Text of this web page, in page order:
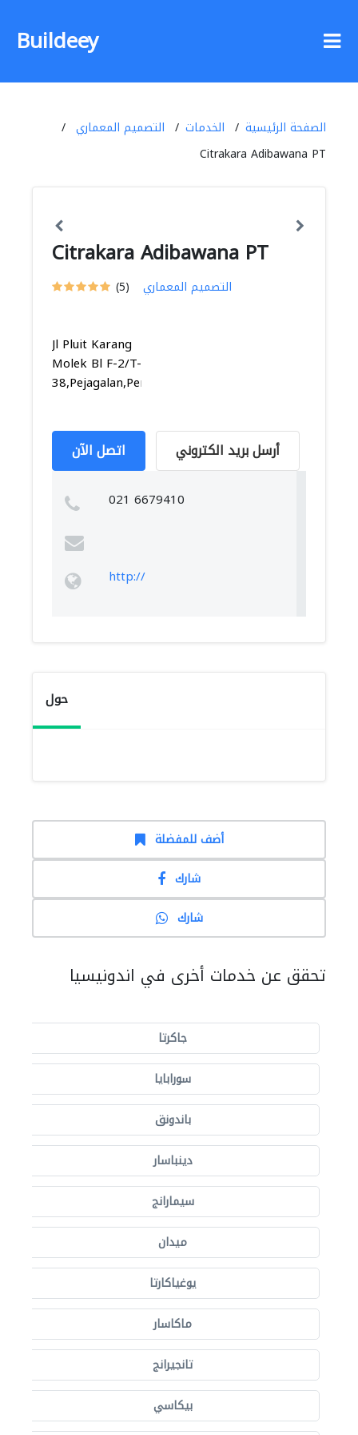
Buildeey
الصفحة الرئيسية الخدمات
التصميم المعماري
Citrakara Adibawana PT
Citrakara Adibawana PT
(5) التصميم المعماري
Jl Pluit Karang
Molek Bl F-2/T-
38,Pejagalan,Penjar...
اتصل الآن أرسل بريد الكتروني
021 6679410
http://
حول
أضف للمفضلة
شارك
شارك
تحقق عن خدمات أخرى في اندونيسيا
جاكرتا
سورابايا
باندونق
دينباسار
سيمارانج
ميدان
يوغياكارتا
ماكاسار
تانجيرانج
بيكاسي